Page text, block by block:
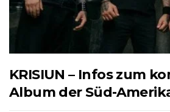
KRISIUN – Infos zum
Album der Süd-